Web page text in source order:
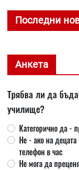
Последни
Анкета
Трябва ли да
училище?
Категорично да -
Не - ако на
телефон в час
Не мога да